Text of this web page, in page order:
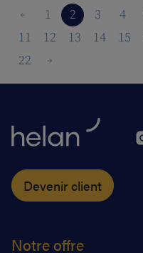
1 2 3 4
11
12 13 14 15
22
Devenir client
Notre offre